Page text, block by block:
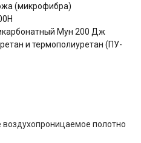
(микрофибра)
Мун 200 Дж
и термополиуретан (ПУ-
воздухопроницаемое полотно